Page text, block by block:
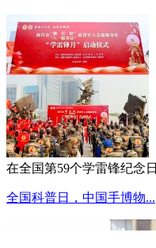
在全国第59个学雷锋纪念
全国科普日，中国手博物...